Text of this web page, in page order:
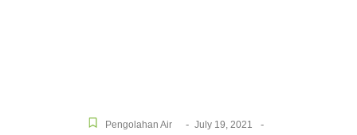
Pengolahan Air - July 19, 2021 -